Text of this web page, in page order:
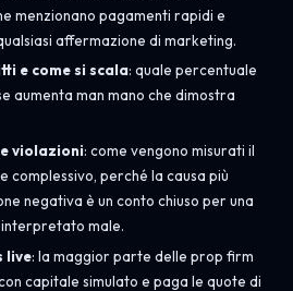
menzionano pagamenti rapidi e
affermazione di marketing.
e come si scala: quale percentuale
aumenta man mano che dimostra
violazioni: come vengono misurati il
complessivo, perché la causa più
negativa è un conto chiuso per una
male.
live: la maggior parte delle prop firm
capitale simulato e paga le quote di